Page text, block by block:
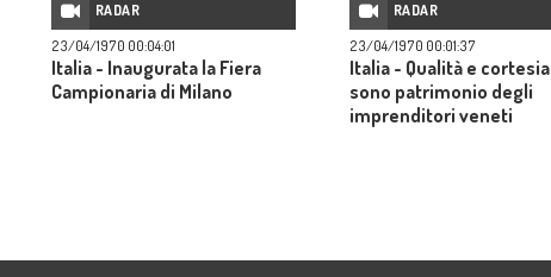
RADAR
23/04/1970 00:04:01
Italia - Inaugurata la Fiera
Campionaria di Milano
RADAR
23/04/1970 00:01:37
Italia - Qualità e cortesia
sono patrimonio degli
imprenditori veneti